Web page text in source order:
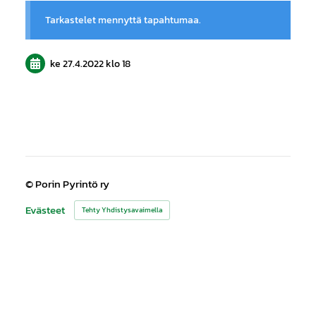
Tarkastelet mennyttä tapahtumaa.
ke 27.4.2022klo 18
©Porin Pyrintö ry
Evästeet
Tehty Yhdistysavaimella